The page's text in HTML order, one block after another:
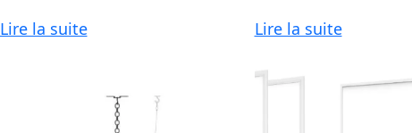
Lire la suite Lire la suite